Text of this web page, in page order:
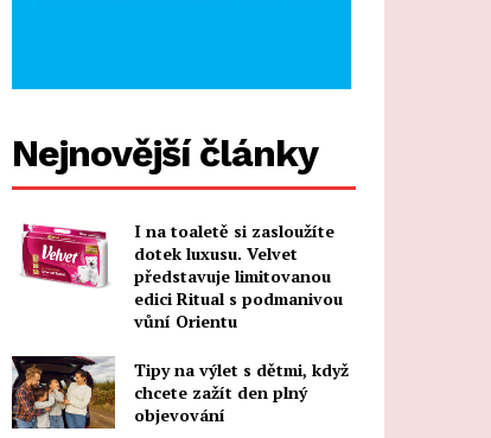
Nejnovější články
I na toaletě si zasloužíte
dotek luxusu. Velvet
představuje limitovanou
edici Ritual s podmanivou
vůní Orientu
Tipy na výlet s dětmi, když
chcete zažít den plný
objevování